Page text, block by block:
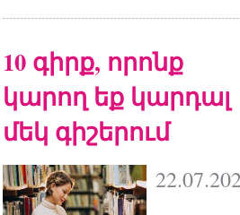
10 գիրք, որոնք
կարող եք կարդալ
մեկ գիշերում